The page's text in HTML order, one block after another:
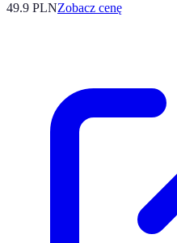
49.9 PLNZobacz cenę